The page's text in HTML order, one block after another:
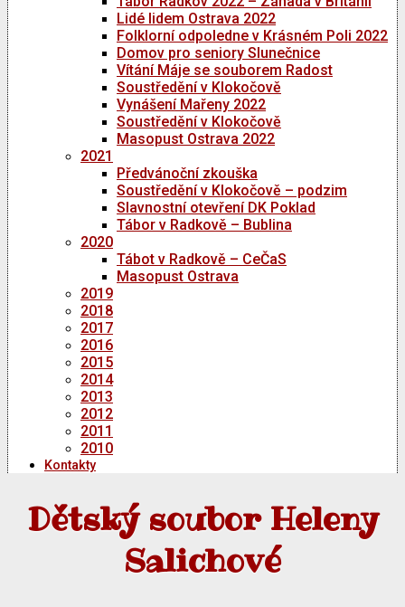
Lidé lidem Ostrava 2022
Folklorní odpoledne v Krásném Poli 2022
Domov pro seniory Slunečnice
Vítání Máje se souborem Radost
Soustředění v Klokočově
Vynášení Mařeny 2022
Soustředění v Klokočově
Masopust Ostrava 2022
2021
Předvánoční zkouška
Soustředění v Klokočově – podzim
Slavnostní otevření DK Poklad
Tábor v Radkově – Bublina
2020
Tábot v Radkově – CeČaS
Masopust Ostrava
2019
2018
2017
2016
2015
2014
2013
2012
2011
2010
Kontakty
Dětský soubor Heleny
Salichové